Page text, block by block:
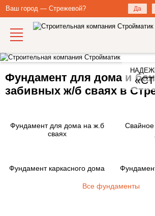
Ваш город — Стрежевой? Да
Фундамент для дома и
забивных ж/б сваях в
Фундамент для дома на ж.б
сваях
Фундамент каркасного дома
Все фундаменты